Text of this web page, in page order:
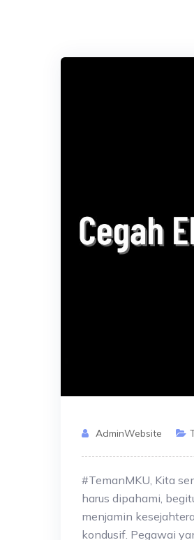
AdminWebsite
#TemanMKU, Kita
harus dipahami,
menjamin
kondusif. Pegawai